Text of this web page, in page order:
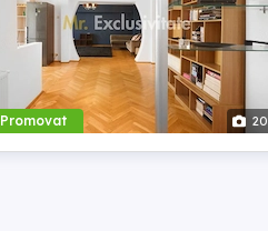
Promovat 20